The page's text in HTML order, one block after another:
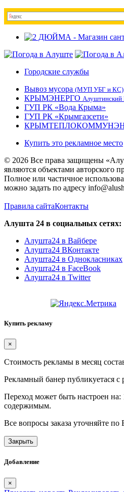
Городские службы
Вывоз мусора (МУП УБГ и КС)
КРЫМЭНЕРГО
ГУП РК «Вода Крыма»
ГУП РК «Крымгазсети»
Купить это рекламное место
© 2026 Все права защищены
являются объектами авторского
Полное или частичное
можно задать по адресу
Правила сайтаКонтакты
Алушта 24 в социальных сетях:
Алушта24 в Вайбере
Алушта24 ВКонтакте
Алушта24 в Однокласниках
Алушта24 в FaceBook
Алушта24 в Twitter
Купить рекламу
×
Стоимость рекламы в месяц
Рекламный банер публикуетася
Переход может быть настроен
содержимым.
Все вопросы заказа уточняйте
Закрыть
Добавление
×